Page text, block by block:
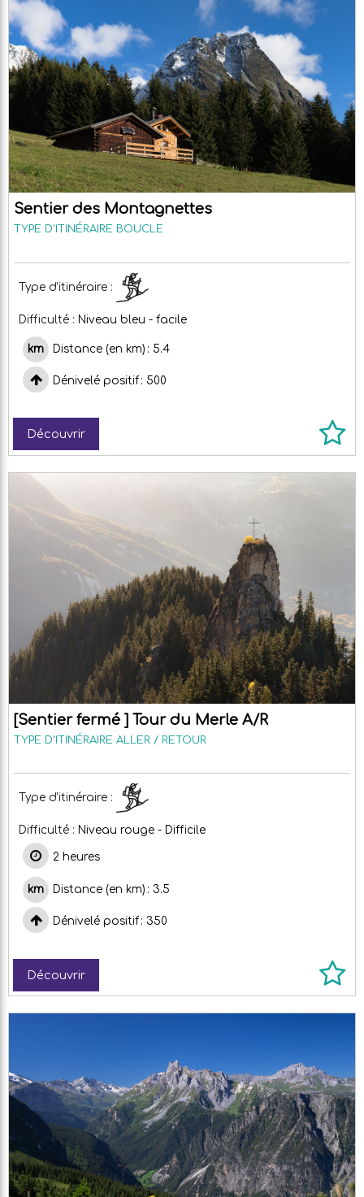
Sentier des Montagnettes
TYPE D'ITINÉRAIRE BOUCLE
Type d'itinéraire :
Difficulté : Niveau bleu - facile
Distance (en km) 5.4
Dénivelé positif 500
Découvrir
[Sentier fermé ] Tour du Merle A/R
TYPE D'ITINÉRAIRE ALLER / RETOUR
Type d'itinéraire :
Difficulté : Niveau rouge - Difficile
2 heures
Distance (en km) 3.5
Dénivelé positif 350
Découvrir